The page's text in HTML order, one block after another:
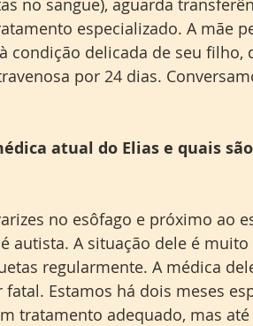
no sangue), aguarda
especializado. A mãe
condição delicada de seu filho,
por 24 dias.
atual do Elias e quais
no esôfago e próximo ao
autista. A situação dele é muito
regularmente. A médica
Estamos há dois meses
tratamento adequado, mas